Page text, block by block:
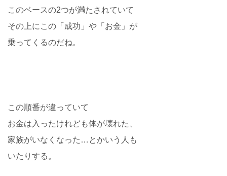
このベースの2つが満たされていて
その上にこの「成功」や「お金」が
乗ってくるのだね。
この順番が違っていて
お金は入ったけれども体が壊れた、
家族がいなくなった…とかいう人も
いたりする。